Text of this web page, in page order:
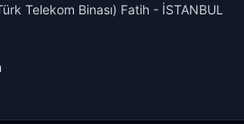
Telekom Binası) Fatih - İSTANBUL